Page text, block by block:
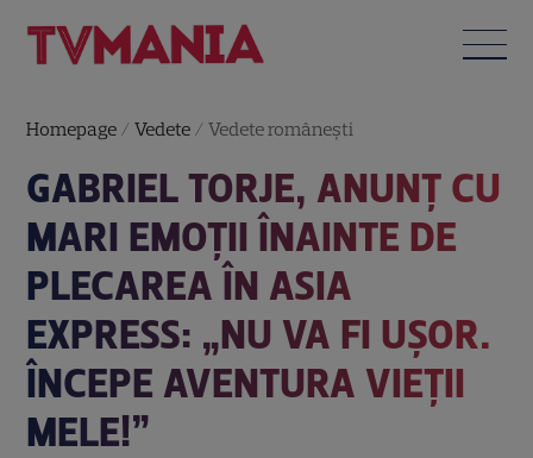
Homepage /Vedete /Vedete româneşti
GABRIEL TORJE, ANUNȚ CU
MARI EMOȚII ÎNAINTE DE
PLECAREA ÎN ASIA
EXPRESS: „NU VA FI UȘOR.
ÎNCEPE AVENTURA VIEȚII
MELE!”